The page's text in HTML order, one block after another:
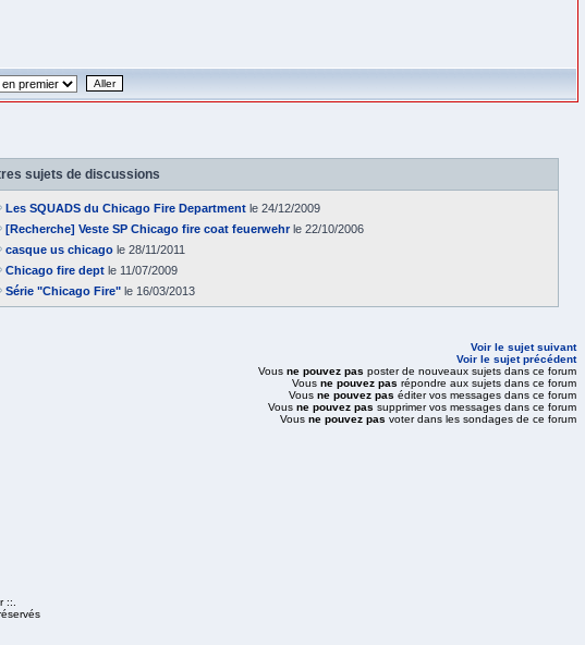
sujets de discussions
Les SQUADS du Chicago Fire Department le 24/12/2009
[Recherche] Veste SP Chicago fire coat feuerwehrle 22/10/2006
casque us chicago le 28/11/2011
Chicago fire dept le 11/07/2009
Série "Chicago Fire" le 16/03/2013
Voir le sujet suivant
Voir le sujet précédent
Vous ne pouvez pas poster de nouveaux sujets dans ce forum
Vous ne pouvez pas répondre aux sujets dans ce forum
Vous ne pouvez pas éditer vos messages dans ce forum
Vous ne pouvez pas supprimer vos messages dans ce forum
Vous ne pouvez pas voter dans les sondages de ce forum
::.